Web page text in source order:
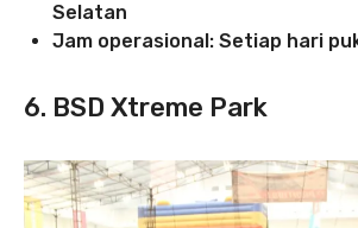
Selatan
Jam operasional: Setiap hari
6. BSD Xtreme Park